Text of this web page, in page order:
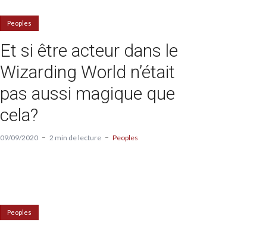
Peoples
Et si être acteur dans le
Wizarding World n’était
pas aussi magique que
cela?
09/09/2020 2 min de lecture Peoples
Peoples